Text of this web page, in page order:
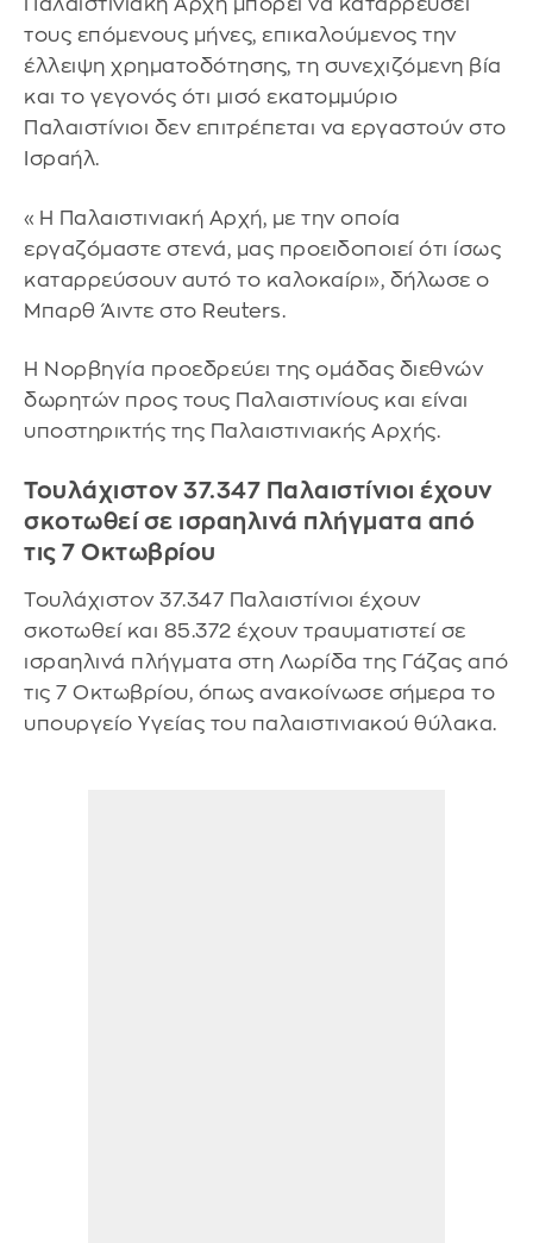
Παλαιστινιακή Αρχή μπορεί να καταρρεύσει
τους επόμενους μήνες, επικαλούμενος την
έλλειψη χρηματοδότησης, τη συνεχιζόμενη βία
και το γεγονός ότι μισό εκατομμύριο
Παλαιστίνιοι δεν επιτρέπεται να εργαστούν στο
Ισραήλ.
«Η Παλαιστινιακή Αρχή, με την οποία
εργαζόμαστε στενά, μας προειδοποιεί ότι ίσως
καταρρεύσουν αυτό το καλοκαίρι», δήλωσε ο
Μπαρθ Άιντε στο Reuters.
Η Νορβηγία προεδρεύει της ομάδας διεθνών
δωρητών προς τους Παλαιστινίους και είναι
υποστηρικτής της Παλαιστινιακής Αρχής.
Τουλάχιστον 37.347 Παλαιστίνιοι έχουν
σκοτωθεί σε ισραηλινά πλήγματα από
τις 7 Οκτωβρίου
Τουλάχιστον 37.347 Παλαιστίνιοι έχουν
σκοτωθεί και 85.372 έχουν τραυματιστεί σε
ισραηλινά πλήγματα στη Λωρίδα της Γάζας από
τις 7 Οκτωβρίου, όπως ανακοίνωσε σήμερα το
υπουργείο Υγείας του παλαιστινιακού θύλακα.